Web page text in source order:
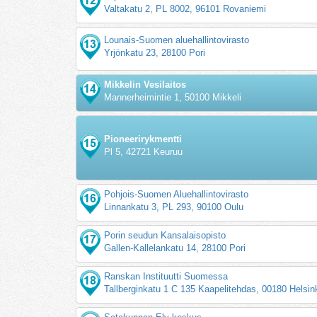
Valtakatu 2, PL 8002, 96101 Rovaniemi
Lounais-Suomen aluehallintovirasto
Yrjönkatu 23, 28100 Pori
Mikkelin Vesilaitos
Mannerheimintie 1, 50100 Mikkeli
Pioneerirykmentti
Pl 5, 42721 Keuruu
Pohjois-Suomen Aluehallintovirasto
Linnankatu 3, PL 293, 90100 Oulu
Porin seudun Kansalaisopisto
Gallen-Kallelankatu 14, 28100 Pori
Ranskan Instituutti Suomessa
Tallberginkatu 1 C 135 Kaapelitehdas, 00180